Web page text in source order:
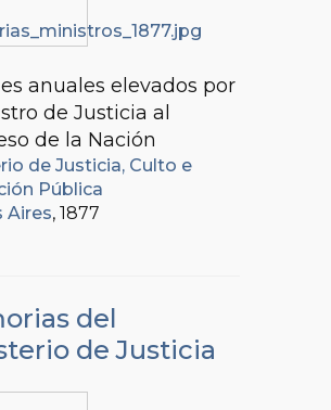
anuales elevados por
de Justicia al
de la Nación
de Justicia, Culto e
Pública
Aires, 1877
del
de Justicia